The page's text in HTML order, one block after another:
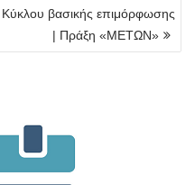
Κύκλου βασικής επιμόρφωσης
| Πράξη «ΜΕΤΩΝ»